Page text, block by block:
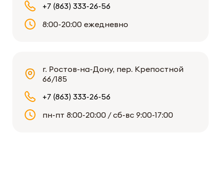
+7 (863) 333-26-56
8:00-20:00 ежедневно
г. Ростов-на-Дону, пер. Крепостной
66/185
+7 (863) 333-26-56
пн-пт 8:00-20:00 / сб-вс 9:00-17:00